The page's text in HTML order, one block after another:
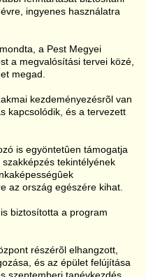
ingyenes használatra
a Pest Megyei
a megvalósítási tervei közé,
megad.
kezdeményezésrõl van
kapcsolódik, és a tervezett
is egyöntetûen támogatja
tekintélyének
az ország egészére kihat.
biztosította a program
részérõl elhangzott,
és az épület felújítása